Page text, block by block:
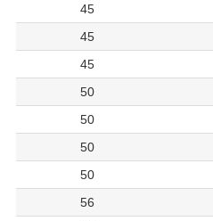
45
45
45
50
50
50
50
56